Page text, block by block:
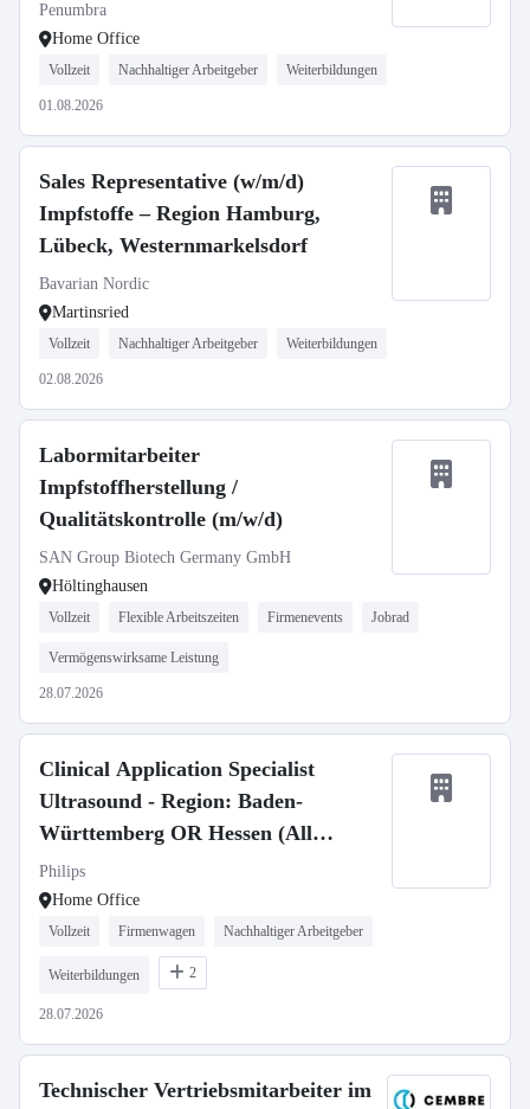
Penumbra
Home Office
Vollzeit Nachhaltiger Arbeitgeber Weiterbildungen
01.08.2026
Sales Representative (w/m/d)
Impfstoffe – Region Hamburg,
Lübeck, Westernmarkelsdorf
Bavarian Nordic
Martinsried
Vollzeit Nachhaltiger Arbeitgeber Weiterbildungen
02.08.2026
Labormitarbeiter
Impfstoffherstellung /
Qualitätskontrolle (m/w/d)
SAN Group Biotech Germany GmbH
Höltinghausen
Vollzeit Flexible Arbeitszeiten Firmenevents Jobrad
Vermögenswirksame Leistung
28.07.2026
Clinical Application Specialist
Ultrasound - Region: Baden-
Württemberg OR Hessen (All
Genders)
Philips
Home Office
Vollzeit Firmenwagen Nachhaltiger Arbeitgeber
Weiterbildungen 2
28.07.2026
Technischer Vertriebsmitarbeiter im